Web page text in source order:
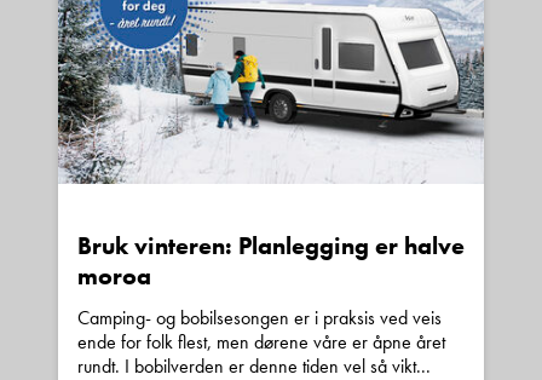
Bruk vinteren: Planlegging er halve
moroa
Camping- og bobilsesongen er i praksis ved veis
ende for folk flest, men dørene våre er åpne året
rundt. I bobilverden er denne tiden vel så vikt...